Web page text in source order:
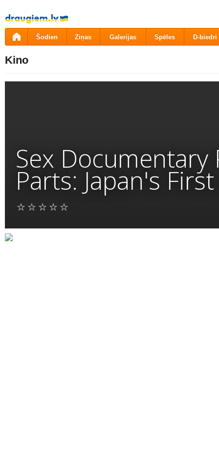
Pāriet
uz
saturu
Šodien Ziņas Galerijas Spēles D-biedri
Kino
Sex Documentary
Parts: Japan's